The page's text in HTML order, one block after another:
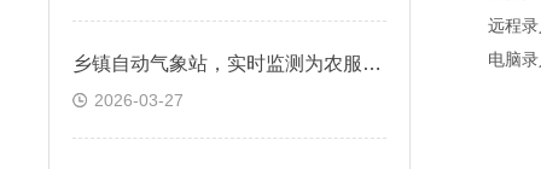
乡镇自动气象站，实时监测为农服务关键气象要素
2026-03-27
远程录入
电脑录入